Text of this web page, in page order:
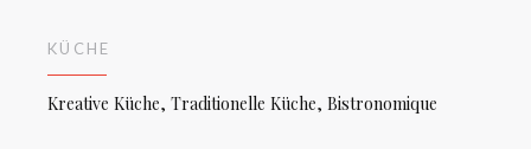
KÜCHE
Kreative Küche, Traditionelle Küche, Bistronomique